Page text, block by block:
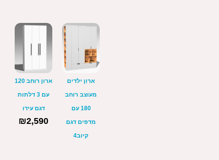
ארון ילדים
מעוצב רוחב
180 עם
מדפים דגם
קיוב4
ארון רוחב 120
עם 3 דלתות
דגם עידו
₪2,590